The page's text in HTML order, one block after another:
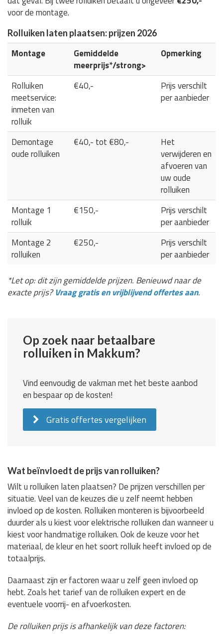
voor de montage.
Rolluiken laten plaatsen: prijzen 2026
Montage
Gemiddelde
meerprijs*/strong>
Opmerking
Rolluiken
meetservice:
inmeten van
rolluik
€40,-
Prijs verschilt
per aanbieder
Demontage
oude rolluiken
€40,- tot €80,-
Het
verwijderen en
afvoeren van
uw oude
rolluiken
Montage 1
rolluik
€150,-
Prijs verschilt
per aanbieder
Montage 2
rolluiken
€250,-
Prijs verschilt
per aanbieder
*Let op: dit zijn gemiddelde prijzen. Benieuwd naar de
exacte prijs?Vraag gratis en vrijblijvend offertes aan.
Op zoek naar betaalbare
rolluiken in Makkum?
Vind eenvoudig de vakman met het beste aanbod
en bespaar op de kosten!
Gratis offertes vergelijken
Wat beïnvloedt de prijs van rolluiken?
Wilt u rolluiken laten plaatsen? De prijzen verschillen per
situatie. Veel van de keuzes die u zelf neemt hebben
invloed op de kosten. Rolluiken monteren is bijvoorbeeld
duurder als u kiest voor elektrische rolluiken dan wanneer u
kiest voor handmatige rolluiken. Ook de keuze voor het
materiaal, de kleur en het soort rolluik heeft invloed op de
totaalprijs.
Daarnaast zijn er factoren waar u zelf geen invloed op
hebt. Zoals het tarief van de rolluiken expert en de
eventuele voorrij- en afvoerkosten.
De rolluiken prijs is afhankelijk van deze factoren: